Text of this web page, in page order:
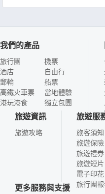
我們的產品
旅行團
酒店
郵輪
高鐵火車票
港玩港食
機票
自由行
船票
當地體驗
獨立包團
旅遊資訊
旅遊攻略
旅遊服
旅客須知
旅遊保險
旅遊禮券
旅遊短片
電子印花
旅行團
更多服務與支援